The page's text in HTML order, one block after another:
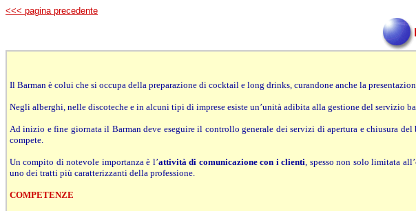
<<< pagina precedente
Il Barman è colui che si occupa della preparazione di cocktail e long drinks, curandone anche la
Negli alberghi, nelle discoteche e in alcuni tipi di imprese esiste un’unità adibita alla gestione del servizio
Ad inizio e fine giornata il Barman deve eseguire il controllo generale dei servizi di apertura e chiusura
compete.
Un compito di notevole importanza è l’attività di comunicazione con i clienti, spesso non solo limitata
uno dei tratti più caratterizzanti della professione.
COMPETENZE